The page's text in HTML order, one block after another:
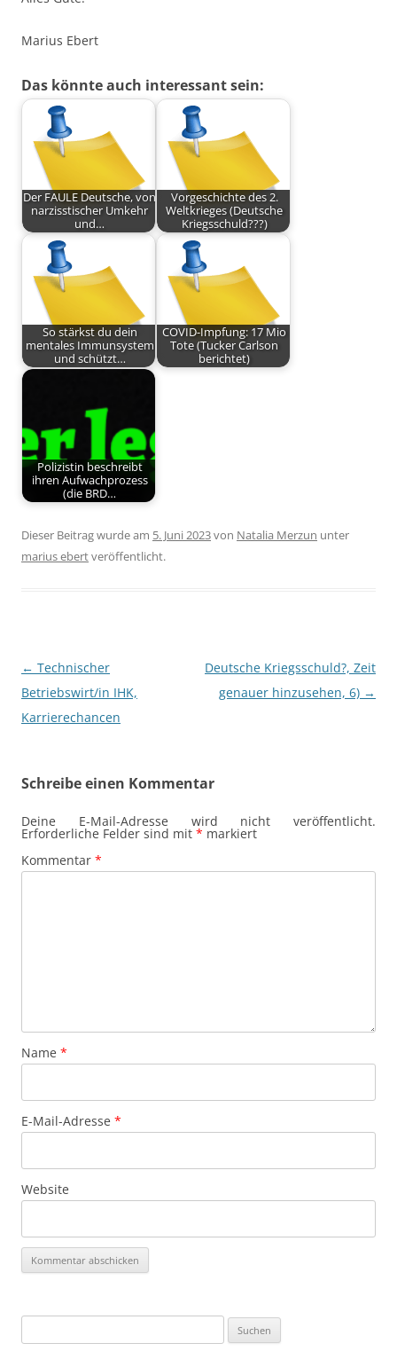
Marius Ebert
Das könnte auch interessant sein:
Der FAULE Deutsche, von
narzisstischer Umkehr
und…
Vorgeschichte des 2.
Weltkrieges (Deutsche
Kriegsschuld???)
So stärkst du dein
mentales Immunsystem
und schützt…
COVID-Impfung: 17 Mio
Tote (Tucker Carlson
berichtet)
Polizistin beschreibt
ihren Aufwachprozess
(die BRD…
Dieser Beitrag wurde am 5. Juni 2023von Natalia Merzun unter
marius ebertveröffentlicht.
Beitragsnavigation
← Technischer
Betriebswirt/in IHK,
Karrierechancen
Deutsche Kriegsschuld?, Zeit
genauer hinzusehen, 6) →
Schreibe einen Kommentar
Deine E-Mail-Adresse wird nicht veröffentlicht.
Erforderliche Felder sind mit * markiert
Kommentar *
Name *
E-Mail-Adresse *
Website
nach: